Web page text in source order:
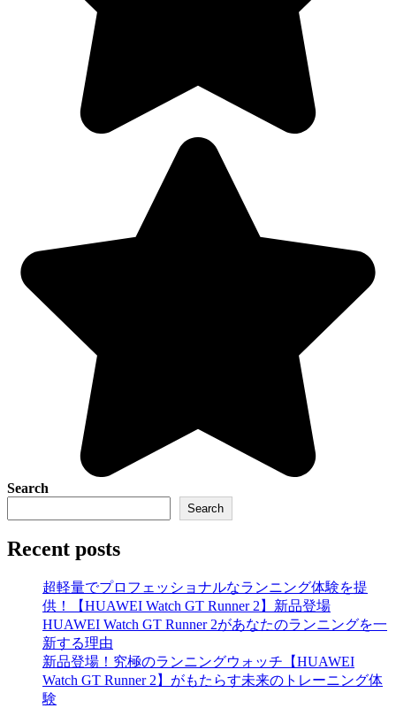
Search
Search
Recent posts
超軽量でプロフェッショナルなランニング体験を提
供！【HUAWEI Watch GT Runner 2】新品登場
HUAWEI Watch GT Runner 2があなたのランニングを一
新する理由
新品登場！究極のランニングウォッチ【HUAWEI
Watch GT Runner 2】がもたらす未来のトレーニング体
験